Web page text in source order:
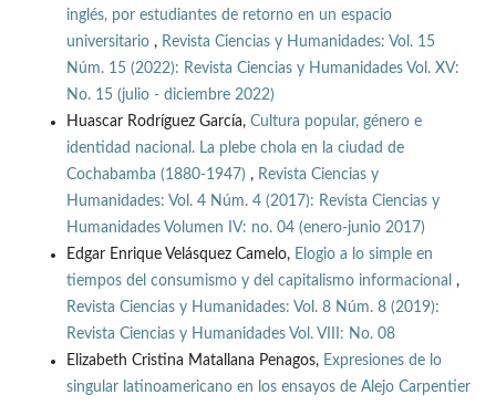
inglés, por estudiantes de retorno en un espacio
universitario , Revista Ciencias y Humanidades: Vol. 15
Núm. 15 (2022): Revista Ciencias y Humanidades Vol. XV:
No. 15 (julio - diciembre 2022)
Huascar Rodríguez García, Cultura popular, género e
identidad nacional. La plebe chola en la ciudad de
Cochabamba (1880-1947) , Revista Ciencias y
Humanidades: Vol. 4 Núm. 4 (2017): Revista Ciencias y
Humanidades Volumen IV: no. 04 (enero-junio 2017)
Edgar Enrique Velásquez Camelo, Elogio a lo simple en
tiempos del consumismo y del capitalismo informacional ,
Revista Ciencias y Humanidades: Vol. 8 Núm. 8 (2019):
Revista Ciencias y Humanidades Vol. VIII: No. 08
Elizabeth Cristina Matallana Penagos, Expresiones de lo
singular latinoamericano en los ensayos de Alejo Carpentier